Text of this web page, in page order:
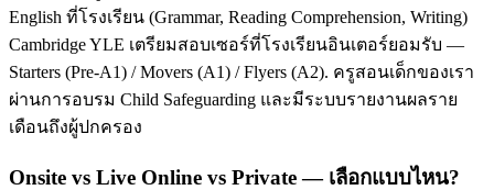
English ที่โรงเรียน (Grammar, Reading Comprehension, Writing)
Cambridge YLE เตรียมสอบเซอร์ที่โรงเรียนอินเตอร์ยอมรับ —
Starters (Pre-A1) / Movers (A1) / Flyers (A2). ครูสอนเด็กของเรา
ผ่านการอบรม Child Safeguarding และมีระบบรายงานผลราย
เดือนถึงผู้ปกครอง
Onsite vs Live Online vs Private — เลือกแบบไหน?